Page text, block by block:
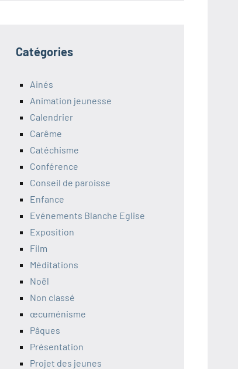
Catégories
Ainés
Animation jeunesse
Calendrier
Carême
Catéchisme
Conférence
Conseil de paroisse
Enfance
Evénements Blanche Eglise
Exposition
Film
Méditations
Noël
Non classé
œcuménisme
Pâques
Présentation
Projet des jeunes